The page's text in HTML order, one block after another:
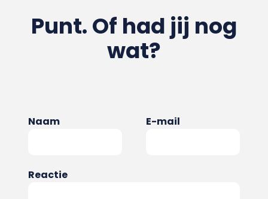
Punt. Of had jij nog
wat?
Naam E-mail
Reactie